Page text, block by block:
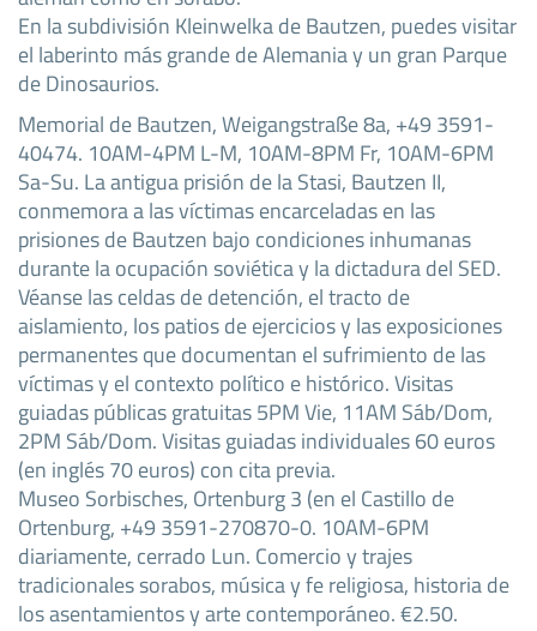
En la subdivisión Kleinwelka de Bautzen, puedes visitar
el laberinto más grande de Alemania y un gran Parque
de Dinosaurios.
Memorial de Bautzen, Weigangstraße 8a, +49 3591-
40474. 10AM-4PM L-M, 10AM-8PM Fr, 10AM-6PM
Sa-Su. La antigua prisión de la Stasi, Bautzen II,
conmemora a las víctimas encarceladas en las
prisiones de Bautzen bajo condiciones inhumanas
durante la ocupación soviética y la dictadura del SED.
Véanse las celdas de detención, el tracto de
aislamiento, los patios de ejercicios y las exposiciones
permanentes que documentan el sufrimiento de las
víctimas y el contexto político e histórico. Visitas
guiadas públicas gratuitas 5PM Vie, 11AM Sáb/Dom,
2PM Sáb/Dom. Visitas guiadas individuales 60 euros
(en inglés 70 euros) con cita previa.
Museo Sorbisches, Ortenburg 3 (en el Castillo de
Ortenburg, +49 3591-270870-0. 10AM-6PM
diariamente, cerrado Lun. Comercio y trajes
tradicionales sorabos, música y fe religiosa, historia de
los asentamientos y arte contemporáneo. €2.50.